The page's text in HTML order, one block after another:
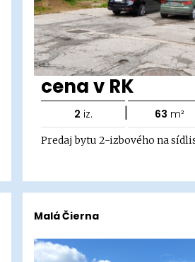
cena v RK
2 iz. | 63 m²
Predaj bytu 2-izbového na
Malá Čierna